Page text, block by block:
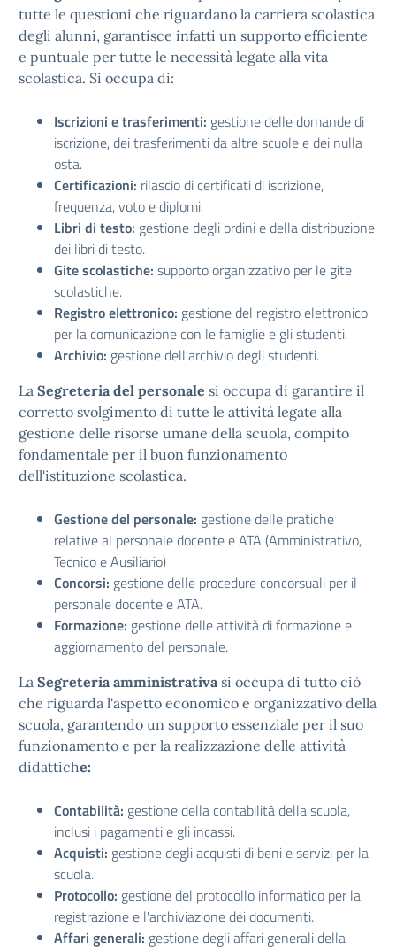
tutte le questioni che riguardano la carriera scolastica
degli alunni, garantisce infatti un supporto efficiente
e puntuale per tutte le necessità legate alla vita
scolastica. Si occupa di:
Iscrizioni e trasferimenti: gestione delle domande di
iscrizione, dei trasferimenti da altre scuole e dei nulla
osta.
Certificazioni: rilascio di certificati di iscrizione,
frequenza, voto e diplomi.
Libri di testo: gestione degli ordini e della distribuzione
dei libri di testo.
Gite scolastiche: supporto organizzativo per le gite
scolastiche.
Registro elettronico: gestione del registro elettronico
per la comunicazione con le famiglie e gli studenti.
Archivio: gestione dell'archivio degli studenti.
La Segreteria del personale si occupa di garantire il
corretto svolgimento di tutte le attività legate alla
gestione delle risorse umane della scuola, compito
fondamentale per il buon funzionamento
dell'istituzione scolastica.
Gestione del personale: gestione delle pratiche
relative al personale docente e ATA (Amministrativo,
Tecnico e Ausiliario)
Concorsi: gestione delle procedure concorsuali per il
personale docente e ATA.
Formazione: gestione delle attività di formazione e
aggiornamento del personale.
La Segreteria amministrativasi occupa di tutto ciò
che riguarda l'aspetto economico e organizzativo della
scuola, garantendo un supporto essenziale per il suo
funzionamento e per la realizzazione delle attività
didattiche:
Contabilità: gestione della contabilità della scuola,
inclusi i pagamenti e gli incassi.
Acquisti: gestione degli acquisti di beni e servizi per la
scuola.
Protocollo: gestione del protocollo informatico per la
registrazione e l'archiviazione dei documenti.
Affari generali: gestione degli affari generali della